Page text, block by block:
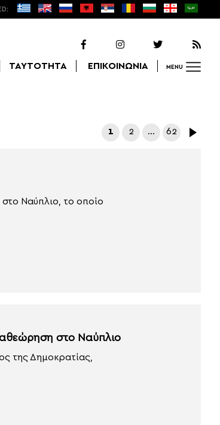
ΤΑΥΤΟΤΗΤΑ ΕΠΙΚΟΙΝΩΝΙΑ MENU
1 2 … 62
Ναύπλιο, το οποίο
στο Ναύπλιο
της Δημοκρατίας,